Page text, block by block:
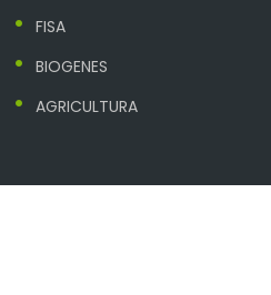
FISA
BIOGENES
AGRICULTURA